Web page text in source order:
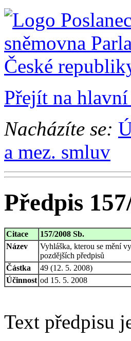
Přejít na
Nacházíte se:
a mez. smluv
Předpis
Citace
157/2008 Sb.
Název
Vyhláška, kterou se mění
pozdějších předpisů
Částka
49 (12. 5. 2008)
Účinnost od 15. 5. 2008
Text předpisu